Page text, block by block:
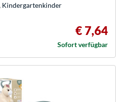
Kindergartenkinder
€ 7,64
Sofort verfügbar